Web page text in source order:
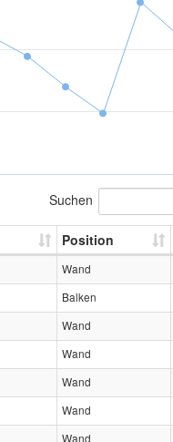
Suchen
Position
Wand
Balken
Wand
Wand
Wand
Wand
Wand